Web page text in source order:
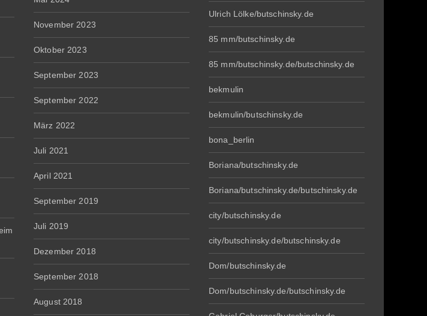
November 2023
Oktober 2023
September 2023
September 2022
März 2022
Juli 2021
April 2021
September 2019
Juli 2019
Dezember 2018
September 2018
August 2018
Ulrich Lölke/butschinsky.de
85 mm/butschinsky.de
85 mm/butschinsky.de/butschinsky.de
bekmulin
bekmulin/butschinsky.de
bona_berlin
Boriana/butschinsky.de
Boriana/butschinsky.de/butschinsky.de
city/butschinsky.de
city/butschinsky.de/butschinsky.de
Dom/butschinsky.de
Dom/butschinsky.de/butschinsky.de